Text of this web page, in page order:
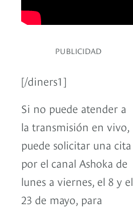
PUBLICIDAD
[/diners1]
Si no puede atender a
la transmisión en vivo,
puede solicitar una cita
por el canal Ashoka de
lunes a viernes, el 8 y el
23 de mayo, para